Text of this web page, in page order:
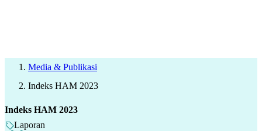
Media & Publikasi
Indeks HAM 2023
Indeks HAM 2023
Laporan